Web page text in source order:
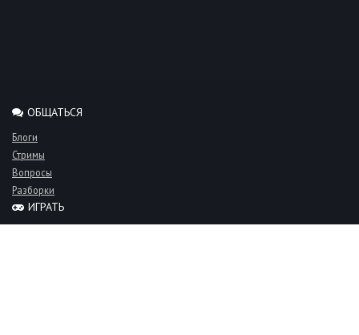
ОБЩАТЬСЯ
Блоги
Стримы
Вопросы
Разборки
ИГРАТЬ